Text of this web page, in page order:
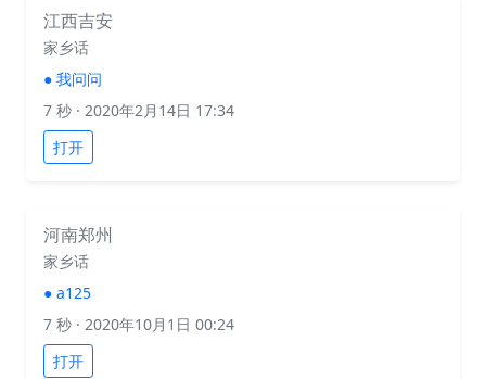
江西吉安
家乡话
● 我问问
7 秒 · 2020年2月14日 17:34
打开
河南郑州
家乡话
● a125
7 秒 · 2020年10月1日 00:24
打开